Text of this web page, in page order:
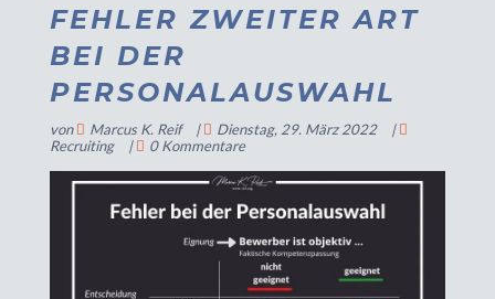
FEHLER ZWEITER ART
BEI DER
PERSONALAUSWAHL
von Marcus K. Reif | Dienstag, 29. März 2022
|
Recruiting
| 0 Kommentare